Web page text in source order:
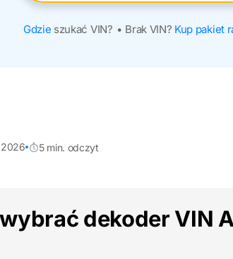
Gdzie szukać VIN? • Brak VIN? Kup pakiet
2026 5 min. odczyt
dekoder VIN